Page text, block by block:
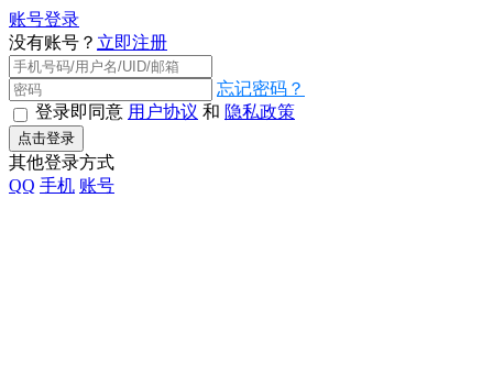
账号登录
没有账号？ 立即注册
忘记密码？
登录即同意 用户协议 和 隐私政策
点击登录
其他登录方式
QQ 手机 账号